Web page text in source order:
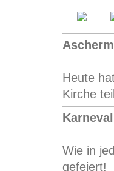
Heute
Kirche
Wie in
gefeiert!